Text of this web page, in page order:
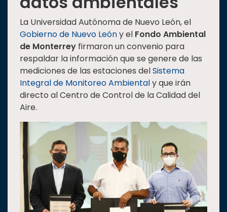
La Universidad Autónoma de Nuevo León, el
Gobierno de Nuevo Leóny el Fondo Ambiental
de Monterrey firmaron un convenio para
respaldar la información que se genere de las
mediciones de las estaciones delSistema
Integral de Monitoreo Ambientaly que irán
directo al Centro de Control de la Calidad del
Aire.